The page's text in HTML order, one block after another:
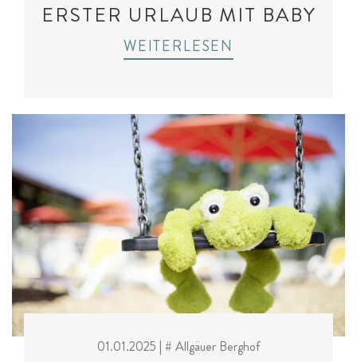
ERSTER URLAUB MIT BABY
WEITERLESEN
01.01.2025 | # Allgäuer Berghof